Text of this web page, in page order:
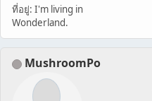
ที่อยู่: I'm living in
Wonderland.
MushroomPo